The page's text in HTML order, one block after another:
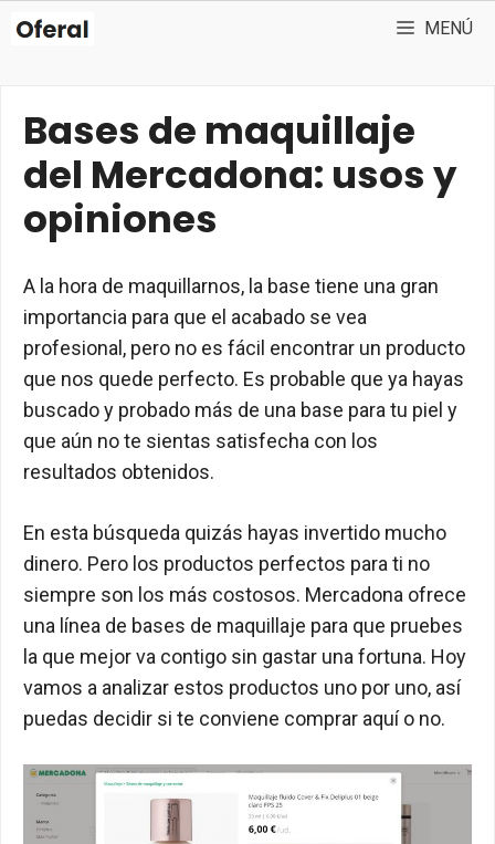
Saltar
MENÚ
Bases de maquillaje
del Mercadona: usos y
opiniones
A la hora de maquillarnos, la base tiene una gran
importancia para que el acabado se vea
profesional, pero no es fácil encontrar un producto
que nos quede perfecto. Es probable que ya hayas
buscado y probado más de una base para tu piel y
que aún no te sientas satisfecha con los
resultados obtenidos.
En esta búsqueda quizás hayas invertido mucho
dinero. Pero los productos perfectos para ti no
siempre son los más costosos. Mercadona ofrece
una línea de bases de maquillaje para que pruebes
la que mejor va contigo sin gastar una fortuna. Hoy
vamos a analizar estos productos uno por uno, así
puedas decidir si te conviene comprar aquí o no.